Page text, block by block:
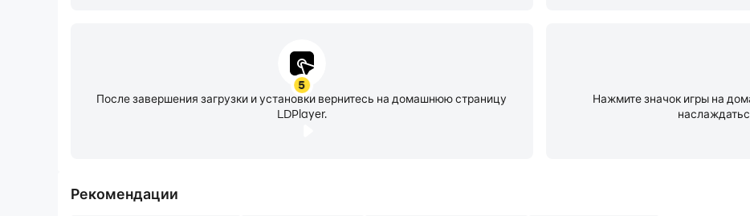
5
После завершения загрузки и установки вернитесь на домашнюю страницу
LDPlayer.
Нажмите значок игры на
Рекомендации